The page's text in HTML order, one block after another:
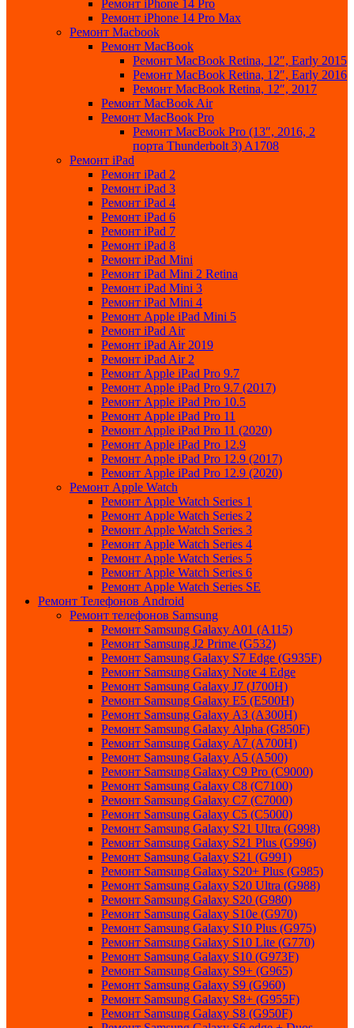
Ремонт iPhone 14 Pro
Ремонт iPhone 14 Pro Max
Ремонт Macbook
Ремонт MacBook
Ремонт MacBook Retina, 12″, Early 2015
Ремонт MacBook Retina, 12″, Early 2016
Ремонт MacBook Retina, 12″, 2017
Ремонт MacBook Air
Ремонт MacBook Pro
Ремонт MacBook Pro (13″, 2016, 2
порта Thunderbolt 3) A1708
Ремонт iPad
Ремонт iPad 2
Ремонт iPad 3
Ремонт iPad 4
Ремонт iPad 6
Ремонт iPad 7
Ремонт iPad 8
Ремонт iPad Mini
Ремонт iPad Mini 2 Retina
Ремонт iPad Mini 3
Ремонт iPad Mini 4
Ремонт Apple iPad Mini 5
Ремонт iPad Air
Ремонт iPad Air 2019
Ремонт iPad Air 2
Ремонт Apple iPad Pro 9.7
Ремонт Apple iPad Pro 9.7 (2017)
Ремонт Apple iPad Pro 10.5
Ремонт Apple iPad Pro 11
Ремонт Apple iPad Pro 11 (2020)
Ремонт Apple iPad Pro 12.9
Ремонт Apple iPad Pro 12.9 (2017)
Ремонт Apple iPad Pro 12.9 (2020)
Ремонт Apple Watch
Ремонт Apple Watch Series 1
Ремонт Apple Watch Series 2
Ремонт Apple Watch Series 3
Ремонт Apple Watch Series 4
Ремонт Apple Watch Series 5
Ремонт Apple Watch Series 6
Ремонт Apple Watch Series SE
Ремонт Телефонов Android
Ремонт телефонов Samsung
Ремонт Samsung Galaxy A01 (A115)
Ремонт Samsung J2 Prime (G532)
Ремонт Samsung Galaxу S7 Edge (G9З5F)
Ремонт Samsung Galaxу Note 4 Edge
Ремонт Samsung Galaxу J7 (J700H)
Ремонт Samsung Galaxу E5 (E500H)
Ремонт Samsung Galaxу AЗ (AЗ00H)
Ремонт Samsung Galaxу Alpha (G850F)
Ремонт Samsung Galaxу A7 (A700H)
Ремонт Samsung Galaxу A5 (A500)
Ремонт Samsung Galaxy С9 Pro (C9000)
Ремонт Samsung Galaxy С8 (C7100)
Ремонт Samsung Galaxy С7 (C7000)
Ремонт Samsung Galaxy С5 (C5000)
Ремонт Samsung Galaxy S21 Ultra (G998)
Ремонт Samsung Galaxy S21 Plus (G996)
Ремонт Samsung Galaxy S21 (G991)
Ремонт Samsung Galaxy S20+ Plus (G985)
Ремонт Samsung Galaxy S20 Ultra (G988)
Ремонт Samsung Galaxy S20 (G980)
Ремонт Samsung Galaxy S10e (G970)
Ремонт Samsung Galaxy S10 Plus (G975)
Ремонт Samsung Galaxy S10 Lite (G770)
Ремонт Samsung Galaxy S10 (G973F)
Ремонт Samsung Galaxy S9+ (G965)
Ремонт Samsung Galaxy S9 (G960)
Ремонт Samsung Galaxy S8+ (G955F)
Ремонт Samsung Galaxy S8 (G950F)